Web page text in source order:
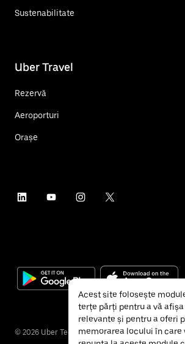
Sustenabilitate
Uber Travel
Rezervă
Aeroporturi
Orașe
© 2026 Uber Technologies Inc.
Acest site folosește
terțe părți pentru a vă
relevante și pentru a oferi
memorarea locului în care